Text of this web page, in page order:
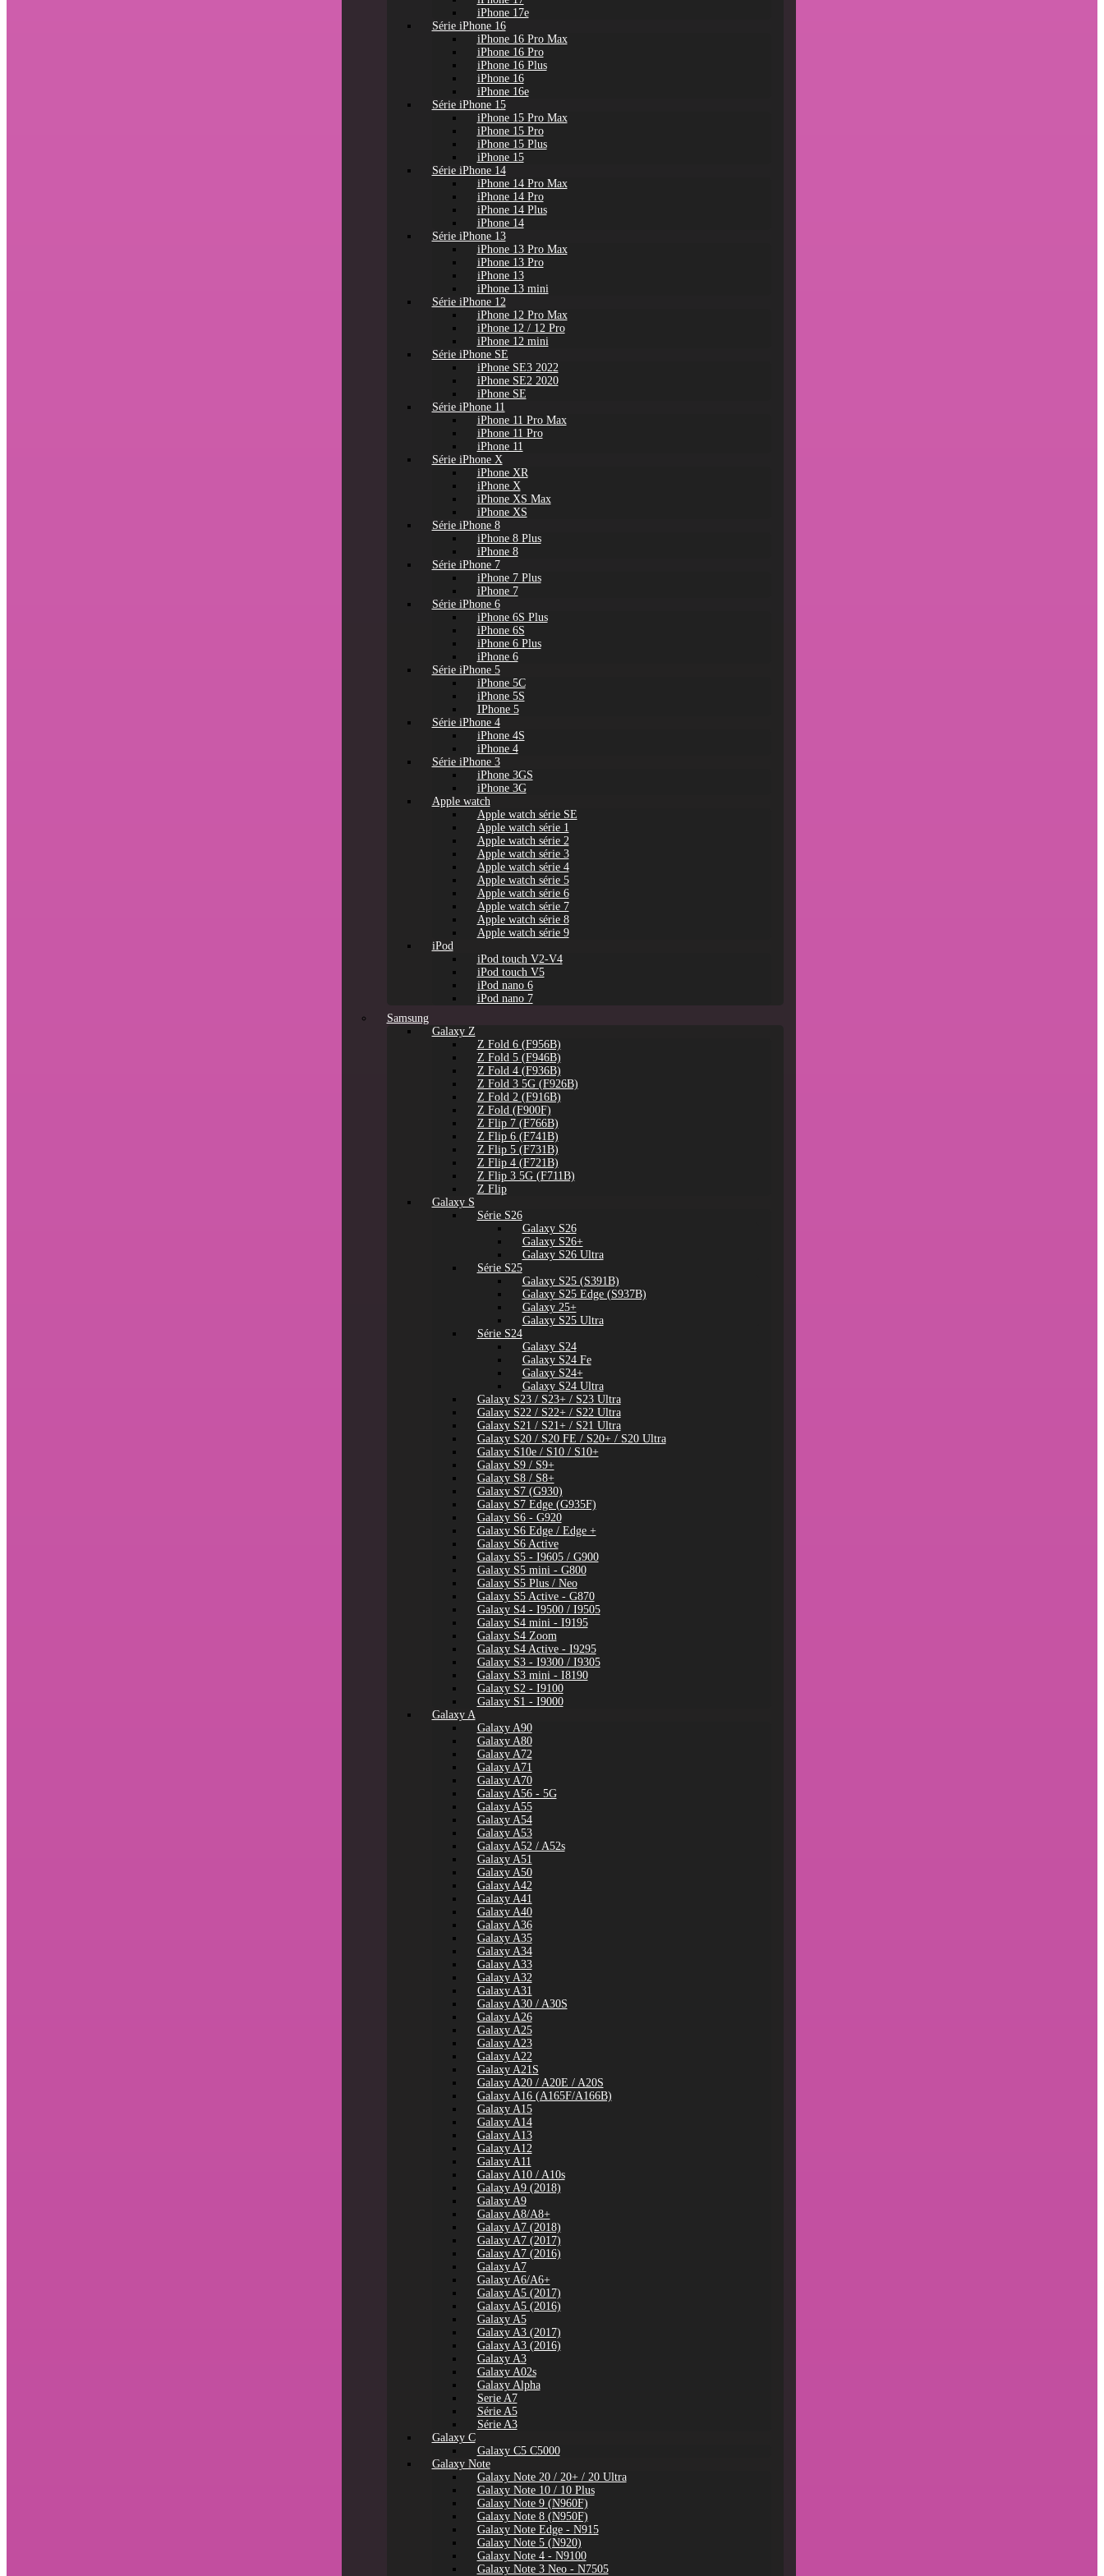
iPhone 17e
Série iPhone 16
iPhone 16 Pro Max
iPhone 16 Pro
iPhone 16 Plus
iPhone 16
iPhone 16e
Série iPhone 15
iPhone 15 Pro Max
iPhone 15 Pro
iPhone 15 Plus
iPhone 15
Série iPhone 14
iPhone 14 Pro Max
iPhone 14 Pro
iPhone 14 Plus
iPhone 14
Série iPhone 13
iPhone 13 Pro Max
iPhone 13 Pro
iPhone 13
iPhone 13 mini
Série iPhone 12
iPhone 12 Pro Max
iPhone 12 / 12 Pro
iPhone 12 mini
Série iPhone SE
iPhone SE3 2022
iPhone SE2 2020
iPhone SE
Série iPhone 11
iPhone 11 Pro Max
iPhone 11 Pro
iPhone 11
Série iPhone X
iPhone XR
iPhone X
iPhone XS Max
iPhone XS
Série iPhone 8
iPhone 8 Plus
iPhone 8
Série iPhone 7
iPhone 7 Plus
iPhone 7
Série iPhone 6
iPhone 6S Plus
iPhone 6S
iPhone 6 Plus
iPhone 6
Série iPhone 5
iPhone 5C
iPhone 5S
IPhone 5
Série iPhone 4
iPhone 4S
iPhone 4
Série iPhone 3
iPhone 3GS
iPhone 3G
Apple watch
Apple watch série SE
Apple watch série 1
Apple watch série 2
Apple watch série 3
Apple watch série 4
Apple watch série 5
Apple watch série 6
Apple watch série 7
Apple watch série 8
Apple watch série 9
iPod
iPod touch V2-V4
iPod touch V5
iPod nano 6
iPod nano 7
Samsung
Galaxy Z
Z Fold 6 (F956B)
Z Fold 5 (F946B)
Z Fold 4 (F936B)
Z Fold 3 5G (F926B)
Z Fold 2 (F916B)
Z Fold (F900F)
Z Flip 7 (F766B)
Z Flip 6 (F741B)
Z Flip 5 (F731B)
Z Flip 4 (F721B)
Z Flip 3 5G (F711B)
Z Flip
Galaxy S
Série S26
Galaxy S26
Galaxy S26+
Galaxy S26 Ultra
Série S25
Galaxy S25 (S391B)
Galaxy S25 Edge (S937B)
Galaxy 25+
Galaxy S25 Ultra
Série S24
Galaxy S24
Galaxy S24 Fe
Galaxy S24+
Galaxy S24 Ultra
Galaxy S23 / S23+ / S23 Ultra
Galaxy S22 / S22+ / S22 Ultra
Galaxy S21 / S21+ / S21 Ultra
Galaxy S20 / S20 FE / S20+ / S20 Ultra
Galaxy S10e / S10 / S10+
Galaxy S9 / S9+
Galaxy S8 / S8+
Galaxy S7 (G930)
Galaxy S7 Edge (G935F)
Galaxy S6 - G920
Galaxy S6 Edge / Edge +
Galaxy S6 Active
Galaxy S5 - I9605 / G900
Galaxy S5 mini - G800
Galaxy S5 Plus / Neo
Galaxy S5 Active - G870
Galaxy S4 - I9500 / I9505
Galaxy S4 mini - I9195
Galaxy S4 Zoom
Galaxy S4 Active - I9295
Galaxy S3 - I9300 / I9305
Galaxy S3 mini - I8190
Galaxy S2 - I9100
Galaxy S1 - I9000
Galaxy A
Galaxy A90
Galaxy A80
Galaxy A72
Galaxy A71
Galaxy A70
Galaxy A56 - 5G
Galaxy A55
Galaxy A54
Galaxy A53
Galaxy A52 / A52s
Galaxy A51
Galaxy A50
Galaxy A42
Galaxy A41
Galaxy A40
Galaxy A36
Galaxy A35
Galaxy A34
Galaxy A33
Galaxy A32
Galaxy A31
Galaxy A30 / A30S
Galaxy A26
Galaxy A25
Galaxy A23
Galaxy A22
Galaxy A21S
Galaxy A20 / A20E / A20S
Galaxy A16 (A165F/A166B)
Galaxy A15
Galaxy A14
Galaxy A13
Galaxy A12
Galaxy A11
Galaxy A10 / A10s
Galaxy A9 (2018)
Galaxy A9
Galaxy A8/A8+
Galaxy A7 (2018)
Galaxy A7 (2017)
Galaxy A7 (2016)
Galaxy A7
Galaxy A6/A6+
Galaxy A5 (2017)
Galaxy A5 (2016)
Galaxy A5
Galaxy A3 (2017)
Galaxy A3 (2016)
Galaxy A3
Galaxy A02s
Galaxy Alpha
Serie A7
Série A5
Série A3
Galaxy C
Galaxy C5 C5000
Galaxy Note
Galaxy Note 20 / 20+ / 20 Ultra
Galaxy Note 10 / 10 Plus
Galaxy Note 9 (N960F)
Galaxy Note 8 (N950F)
Galaxy Note Edge - N915
Galaxy Note 5 (N920)
Galaxy Note 4 - N9100
Galaxy Note 3 Neo - N7505